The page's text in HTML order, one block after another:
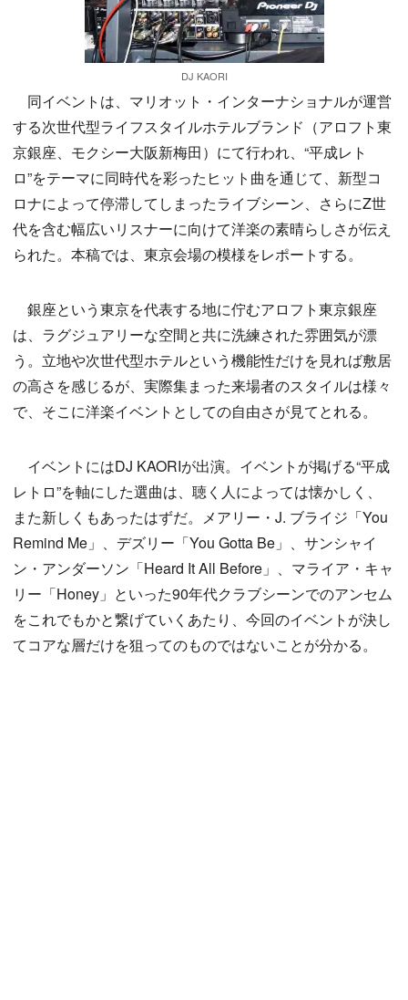
DJ KAORI
同イベントは、マリオット・インターナショナルが運営
する次世代型ライフスタイルホテルブランド（アロフト東
京銀座、モクシー大阪新梅田）にて行われ、“平成レト
ロ”をテーマに同時代を彩ったヒット曲を通じて、新型コ
ロナによって停滞してしまったライブシーン、さらにZ世
代を含む幅広いリスナーに向けて洋楽の素晴らしさが伝え
られた。本稿では、東京会場の模様をレポートする。
銀座という東京を代表する地に佇むアロフト東京銀座
は、ラグジュアリーな空間と共に洗練された雰囲気が漂
う。立地や次世代型ホテルという機能性だけを見れば敷居
の高さを感じるが、実際集まった来場者のスタイルは様々
で、そこに洋楽イベントとしての自由さが見てとれる。
イベントにはDJ KAORIが出演。イベントが掲げる“平成
レトロ”を軸にした選曲は、聴く人によっては懐かしく、
また新しくもあったはずだ。メアリー・J. ブライジ「You
Remind Me」、デズリー「You Gotta Be」、サンシャイ
ン・アンダーソン「Heard It All Before」、マライア・キャ
リー「Honey」といった90年代クラブシーンでのアンセム
をこれでもかと繋げていくあたり、今回のイベントが決し
てコアな層だけを狙ってのものではないことが分かる。